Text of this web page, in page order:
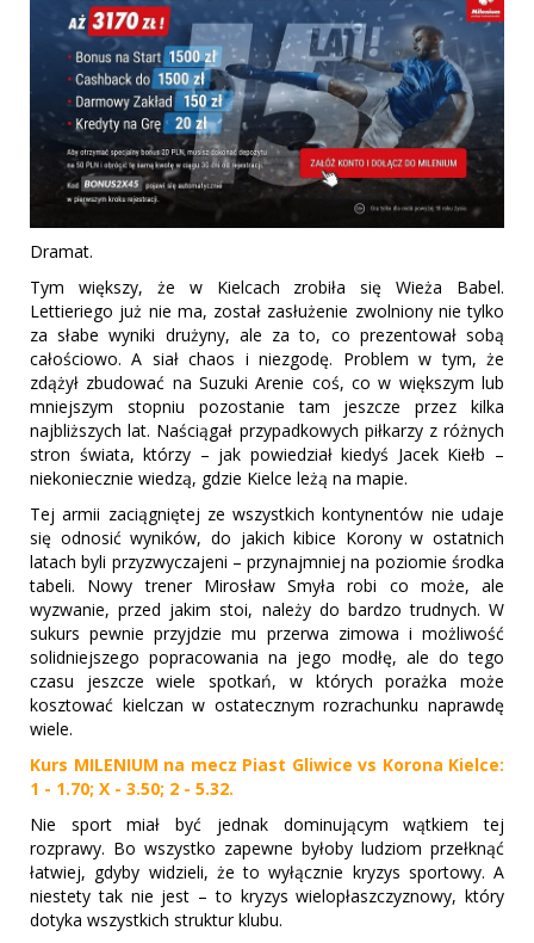
Dramat.
Tym większy, że w Kielcach zrobiła się Wieża Babel.
Lettieriego już nie ma, został zasłużenie zwolniony nie tylko
za słabe wyniki drużyny, ale za to, co prezentował sobą
całościowo. A siał chaos i niezgodę. Problem w tym, że
zdążył zbudować na Suzuki Arenie coś, co w większym lub
mniejszym stopniu pozostanie tam jeszcze przez kilka
najbliższych lat. Naściągał przypadkowych piłkarzy z różnych
stron świata, którzy – jak powiedział kiedyś Jacek Kiełb –
niekoniecznie wiedzą, gdzie Kielce leżą na mapie.
Tej armii zaciągniętej ze wszystkich kontynentów nie udaje
się odnosić wyników, do jakich kibice Korony w ostatnich
latach byli przyzwyczajeni – przynajmniej na poziomie środka
tabeli. Nowy trener Mirosław Smyła robi co może, ale
wyzwanie, przed jakim stoi, należy do bardzo trudnych. W
sukurs pewnie przyjdzie mu przerwa zimowa i możliwość
solidniejszego popracowania na jego modłę, ale do tego
czasu jeszcze wiele spotkań, w których porażka może
kosztować kielczan w ostatecznym rozrachunku naprawdę
wiele.
Kurs MILENIUM na mecz Piast Gliwice vs Korona Kielce:
1 - 1.70; X - 3.50; 2 - 5.32.
Nie sport miał być jednak dominującym wątkiem tej
rozprawy. Bo wszystko zapewne byłoby ludziom przełknąć
łatwiej, gdyby widzieli, że to wyłącznie kryzys sportowy. A
niestety tak nie jest – to kryzys wielopłaszczyznowy, który
dotyka wszystkich struktur klubu.